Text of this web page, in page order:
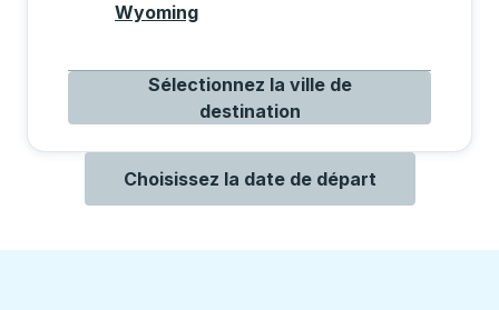
Wyoming
Sélectionnez la ville de
destination
Choisissez la date de départ